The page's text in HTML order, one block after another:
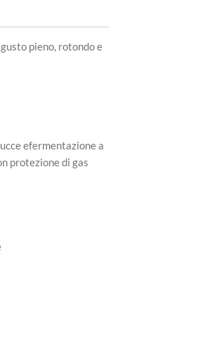
pieno, rotondo e
efermentazione a
protezione di gas